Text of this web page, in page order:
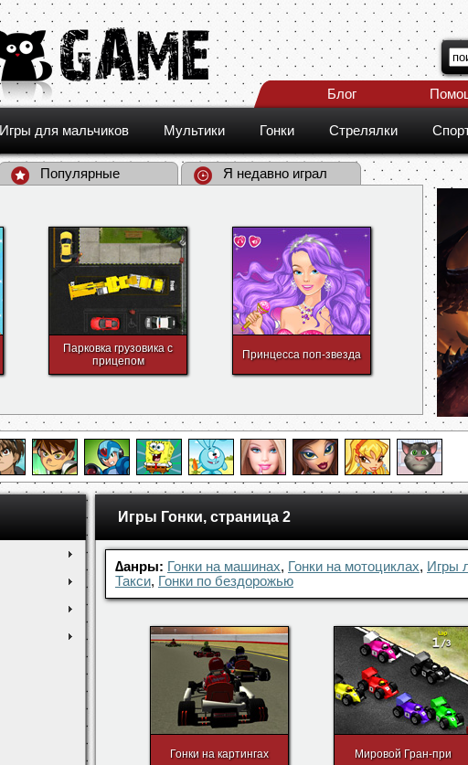
Блог
Игры для мальчиков Мультики Гонки Стрелялки
Популярные Я недавно играл
Парковка грузовика с
прицепом
Принцесса поп-звезда
Игры Гонки, страница 2
∆анры: Гонки на машинах, Гонки на мотоциклах, Игры
Такси, Гонки по бездорожью
Гонки на картингах Мировой Гран-при